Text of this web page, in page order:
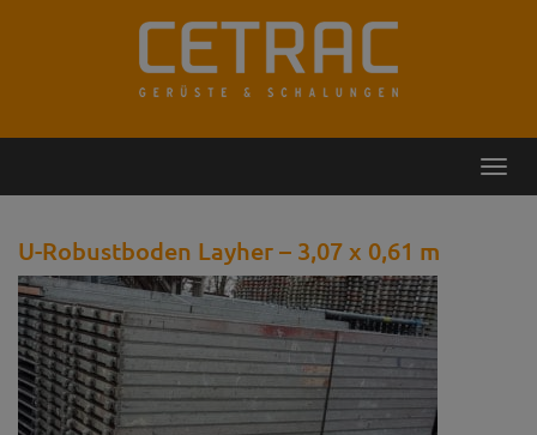
U-Robustboden Layher – 3,07 x 0,61 m